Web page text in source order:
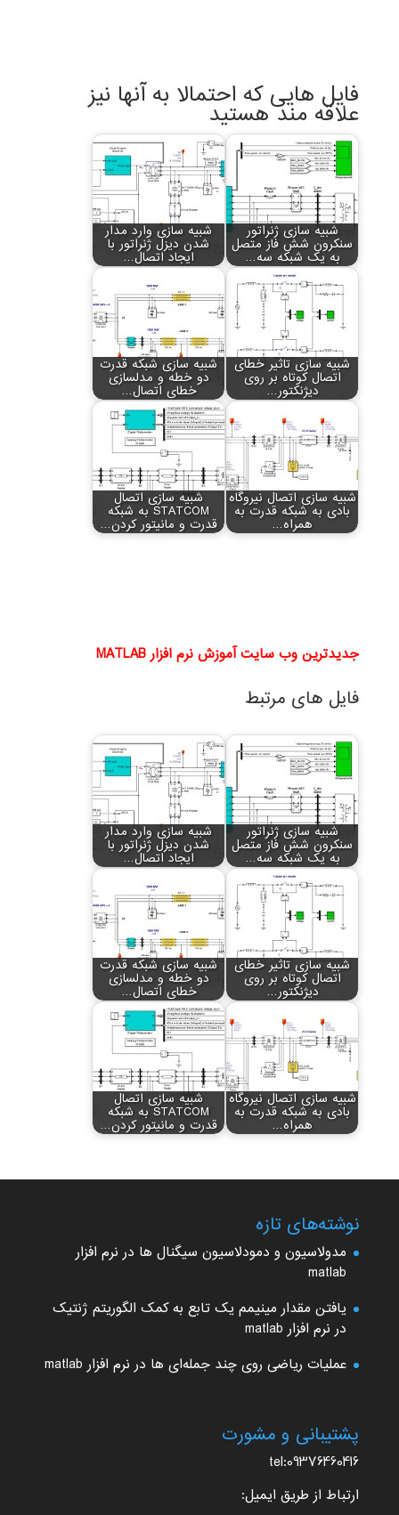
فایل هایی که احتمالا به آنها نیز
علاقه مند هستید
شبیه سازی ژنراتور
سنکرون شش فاز متصل
به یک شبکه سه…
شبیه سازی وارد مدار
شدن دیزل ژنراتور با
ایجاد اتصال…
شبیه سازی تاثیر خطای
اتصال کوتاه بر روی
دیژنکتور…
شبیه سازی شبکه قدرت
دو خطه و مدلسازی
خطای اتصال…
شبیه سازی اتصال نیروگاه
بادی به شبکه قدرت به
همراه…
شبیه سازی اتصال
STATCOM به شبکه
قدرت و مانیتور کردن…
جدیدترین وب سایت آموزش نرم افزار MATLAB
فایل های مرتبط
شبیه سازی ژنراتور
سنکرون شش فاز متصل
به یک شبکه سه…
شبیه سازی وارد مدار
شدن دیزل ژنراتور با
ایجاد اتصال…
شبیه سازی تاثیر خطای
اتصال کوتاه بر روی
دیژنکتور…
شبیه سازی شبکه قدرت
دو خطه و مدلسازی
خطای اتصال…
شبیه سازی اتصال نیروگاه
بادی به شبکه قدرت به
همراه…
شبیه سازی اتصال
STATCOM به شبکه
قدرت و مانیتور کردن…
نوشته‌های تازه
مدولاسیون و دمودلاسیون سیگنال ها در نرم افزار
matlab
یافتن مقدار مینیمم یک تابع به کمک الگوریتم ژنتیک
در نرم افزار matlab
عملیات ریاضی روی چند جمله‌ای ها در نرم افزار matlab
پشتیبانی و مشورت
tel:09376460416
ارتباط از طریق ایمیل: